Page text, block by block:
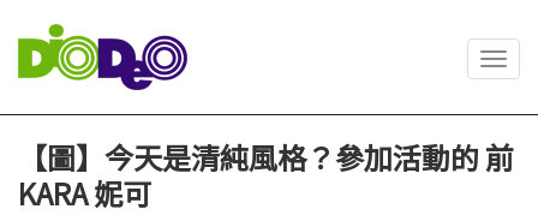
【圖】今天是清純風格？參加活動的 前
KARA 妮可